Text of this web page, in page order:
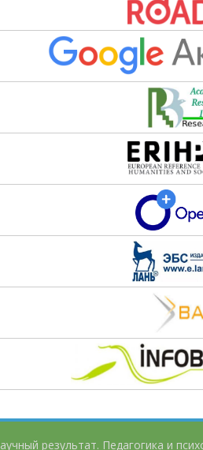
результат. Педагогика и